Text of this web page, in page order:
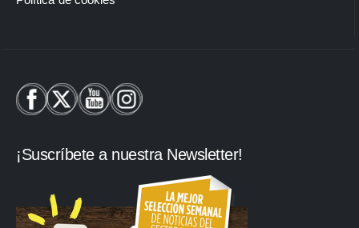
¡Suscríbete a nuestra Newsletter!